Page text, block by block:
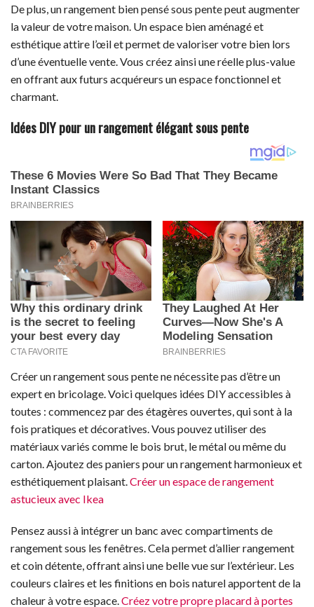
De plus, un rangement bien pensé sous pente peut augmenter
la valeur de votre maison. Un espace bien aménagé et
esthétique attire l’œil et permet de valoriser votre bien lors
d’une éventuelle vente. Vous créez ainsi une réelle plus-value
en offrant aux futurs acquéreurs un espace fonctionnel et
charmant.
Idées DIY pour un rangement élégant sous pente
Créer un rangement sous pente ne nécessite pas d’être un
expert en bricolage. Voici quelques idées DIY accessibles à
toutes : commencez par des étagères ouvertes, qui sont à la
fois pratiques et décoratives. Vous pouvez utiliser des
matériaux variés comme le bois brut, le métal ou même du
carton. Ajoutez des paniers pour un rangement harmonieux et
esthétiquement plaisant. Créer un espace de rangement
astucieux avec Ikea
Pensez aussi à intégrer un banc avec compartiments de
rangement sous les fenêtres. Cela permet d’allier rangement
et coin détente, offrant ainsi une belle vue sur l’extérieur. Les
couleurs claires et les finitions en bois naturel apportent de la
chaleur à votre espace.Créez votre propre placard à portes